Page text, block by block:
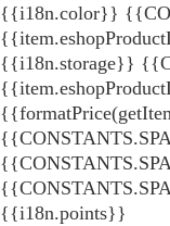
{{i18n.color}}
{{i18n.storage}}
{{i18n.points}}